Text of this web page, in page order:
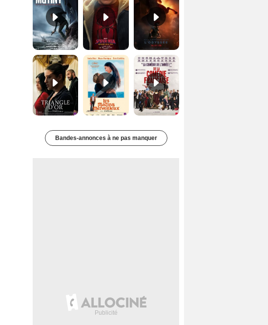
Le Triangle d'or Bande-annonce VF De la Comédie-Française Teaser VF
Bandes-annonces à ne pas manquer